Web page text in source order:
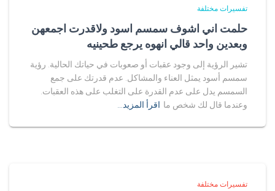
تفسيرات مختلفة
حلمت اني اشوف سمسم اسود ولاقدرت اجمعهن
وبعدين واحد قالي انهوه يرجع طحينيه
تشير الرؤية إلى وجود عقبات أو صعوبات في حياتك الحالية. رؤية
سمسم أسود يمثل العناء والمشاكل. عدم قدرتك على جمع
السمسم يدل على عدم القدرة على التغلب على هذه العقبات.
وعندما قال لك شخص ما اقرأ المزيد…
تفسيرات مختلفة